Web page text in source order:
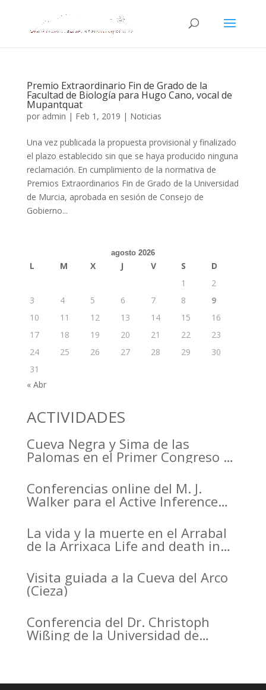
Premio Extraordinario Fin de Grado de la
Facultad de Biología para Hugo Cano, vocal de
Mupantquat
por admin | Feb 1, 2019 | Noticias
Una vez publicada la propuesta provisional y finalizado
el plazo establecido sin que se haya producido ninguna
reclamación. En cumplimiento de la normativa de
Premios Extraordinarios Fin de Grado de la Universidad
de Murcia, aprobada en sesión de Consejo de
Gobierno...
agosto 2026
L M X J V S
D
1
2
3
4 5 6 7 8
9
10
11 12 13 14 15
16
17
18 19 20 21 22
23
24
25 26 27 28 29
30
31
« Abr
ACTIVIDADES
Cueva Negra y Sima de las
Palomas en el Primer Congreso de
Murcia organizado por el CDL
Conferencias online del M. J.
Walker para el Active Inference
La vida y la muerte en el Arrabal
de la Arrixaca Life and death in
Visita guiada a la Cueva del Arco
(Cieza)
Conferencia del Dr. Christoph
Wißing de la Universidad de